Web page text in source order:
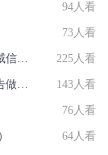
94人看
73人看
[营销技巧]自动售货机智能终端企业怎样在权威信息门户网站发稿? 225人看
[营销技巧]律师事务所怎样在信息网站上发广告做推广提高产品知名度呢 143人看
76人看
64人看